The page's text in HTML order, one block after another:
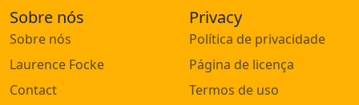
Sobre nós
Sobre nós
Laurence Focke
Contact
Privacy
Política de privacidade
Página de licença
Termos de uso